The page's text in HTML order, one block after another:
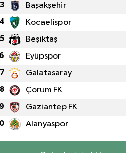
3 Başakşehir
Kocaelispor
5 Beşiktaş
Eyüpspor
7 Galatasaray
8 Çorum FK
Gaziantep FK
Alanyaspor